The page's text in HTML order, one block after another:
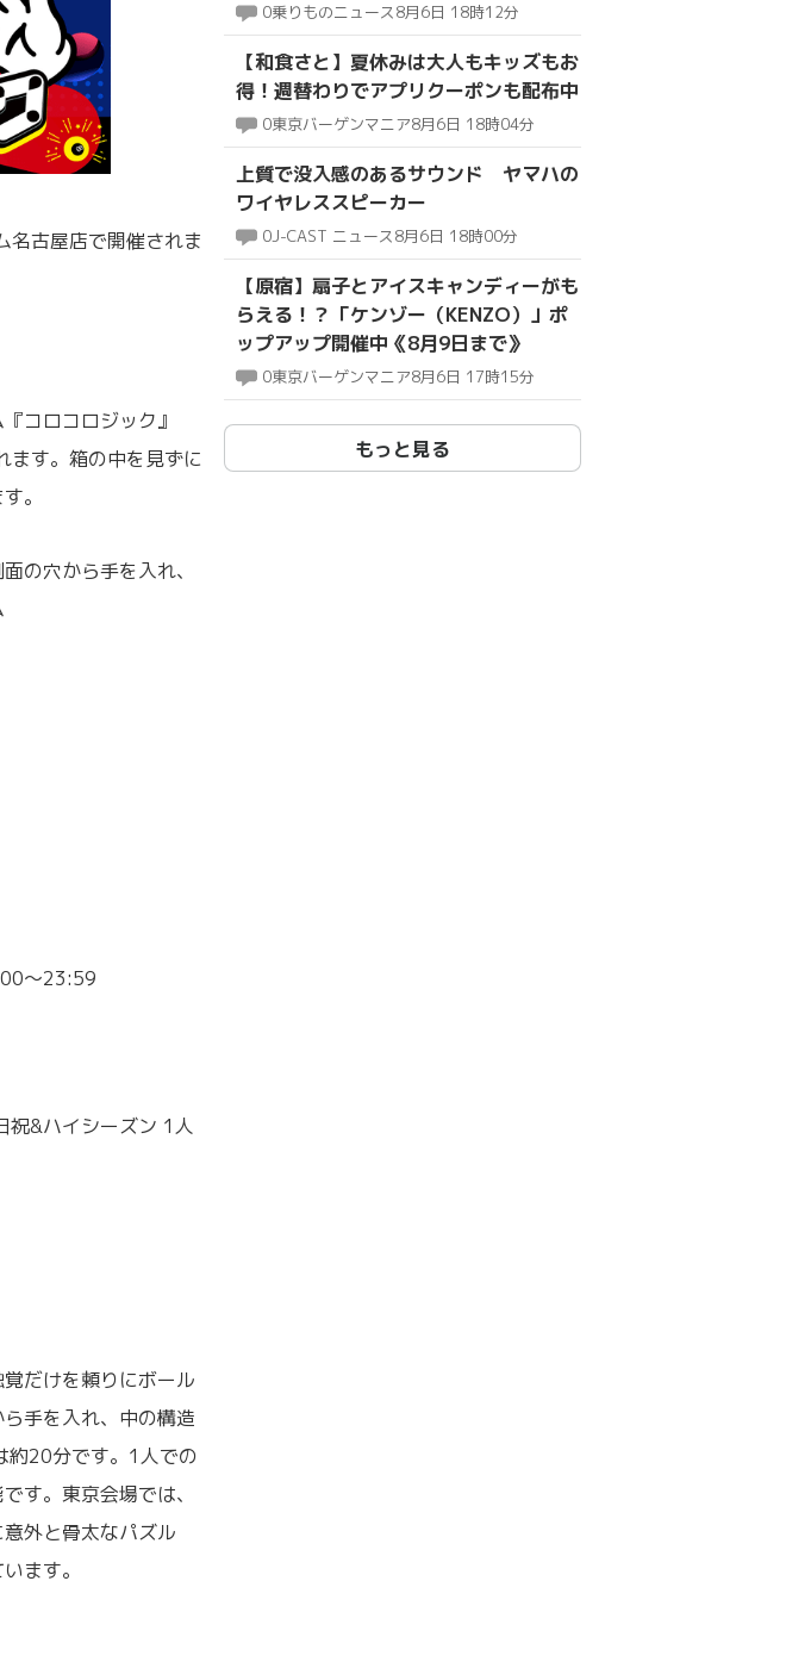
名古屋店で開催されま
コロコロジック』
ます。箱の中を見ずに
。
の穴から手を入れ、
～23:59
祝&ハイシーズン 1人
だけを頼りにボール
手を入れ、中の構造
約20分です。1人での
す。東京会場では、
外と骨太なパズル
ます。
0乗りものニュース8月6日 18時12分
【和食さと】夏休みは大人もキッズもお
得！週替わりでアプリクーポンも配布中
0東京バーゲンマニア8月6日 18時04分
上質で没入感のあるサウンド ヤマハの
ワイヤレススピーカー
0J-CAST ニュース8月6日 18時00分
【原宿】扇子とアイスキャンディーがも
らえる！？「ケンゾー（KENZO）」ポ
ップアップ開催中《8月9日まで》
0東京バーゲンマニア8月6日 17時15分
もっと見る